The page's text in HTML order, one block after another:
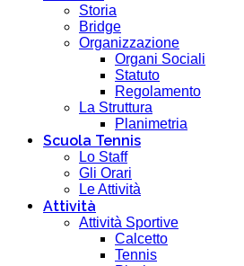
Storia
Bridge
Organizzazione
Organi Sociali
Statuto
Regolamento
La Struttura
Planimetria
Scuola Tennis
Lo Staff
Gli Orari
Le Attività
Attività
Attività Sportive
Calcetto
Tennis